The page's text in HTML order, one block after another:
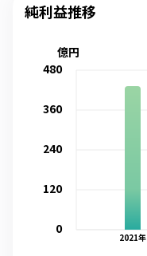
純利益推移
2021年
0
120
240
360
480
億円